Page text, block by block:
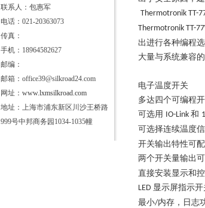
联系人：包惠军
电话：021-20363073
传真：
手机：18964582627
邮编：
邮箱：office39@silkroad24.com
网址： www.lxmsilkroad.com
地址：上海市浦东新区川沙王桥路
999号中邦商务园1034-1035幢
Thermotronik TT-
Thermotronik TT-
出进行各种编程选
大量与系统兼容
电子温度开关
多达四个可编程
可选用 IO-Link 和 1
可选择连续温度
开关输出特性可
两个开关量输出
直接安装显示和
LED 显示屏指示
最小/内存，日志